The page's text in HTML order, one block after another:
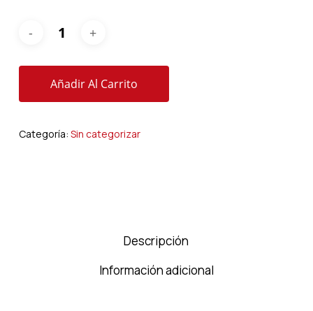
Añadir Al Carrito
Categoría: Sin categorizar
Descripción
Información adicional